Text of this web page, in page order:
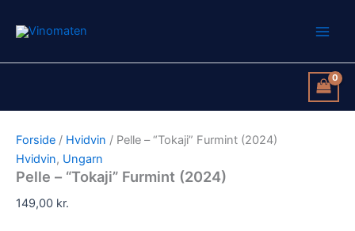
Forside / Hvidvin / Pelle – “Tokaji” Furmint (2024)
Hvidvin, Ungarn
Pelle – “Tokaji” Furmint (2024)
149,00 kr.
-
"Tokaji"